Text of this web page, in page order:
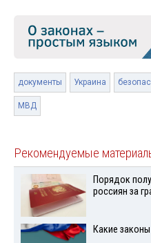
документы Украина
МВД
Рекомендуемые
Порядок
россиян за
Какие